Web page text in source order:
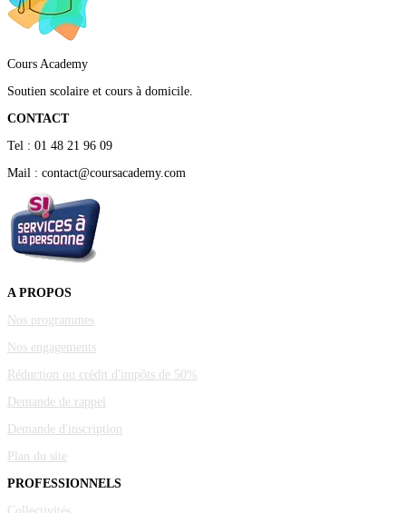
Cours Academy
Soutien scolaire et cours à domicile.
CONTACT
Tel : 01 48 21 96 09
Mail : contact@coursacademy.com
A PROPOS
Nos programmes
Nos engagements
Réduction ou crédit d'impôts de 50%
Demande de rappel
Demande d'inscription
Plan du site
PROFESSIONNELS